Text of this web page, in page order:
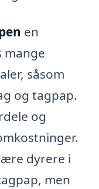
en
mange
såsom
og tagpap.
og
dyrere i
men